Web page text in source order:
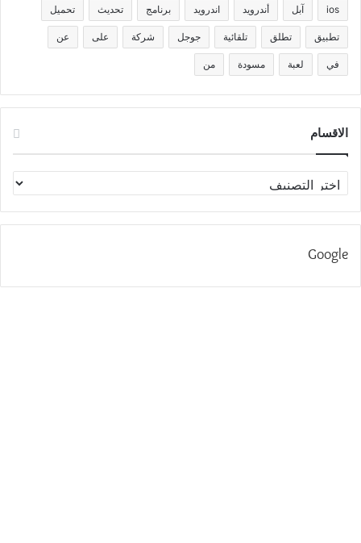
ios آبل أندرويد اندرويد برنامج تحديث تحميل
تطبيق تطلق تلقائية جوجل شركة على عن
في لعبة مسودة من
الاقسام
الاقسام
Google